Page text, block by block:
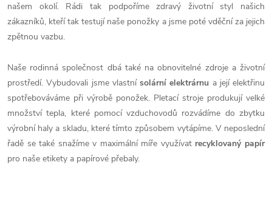
našem okolí. Rádi tak podpoříme zdravý životní styl našich
zákazníků, kteří tak testují naše ponožky a jsme poté vděční za jejich
zpětnou vazbu.
Naše rodinná společnost dbá také na obnovitelné zdroje a životní
prostředí. Vybudovali jsme vlastní solární elektrárnu a její elektřinu
spotřebováváme při výrobě ponožek. Pletací stroje produkují velké
množství tepla, které pomocí vzduchovodů rozvádíme do zbytku
výrobní haly a skladu, které tímto způsobem vytápíme. V neposlední
řadě se také snažíme v maximální míře využívat recyklovaný papír
pro naše etikety a papírové přebaly.